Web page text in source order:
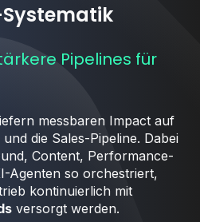
Pipelines für
messbaren Impact auf
die Sales-Pipeline. Dabei
Content, Performance-
Agenten so orchestriert,
kontinuierlich mit
versorgt werden.